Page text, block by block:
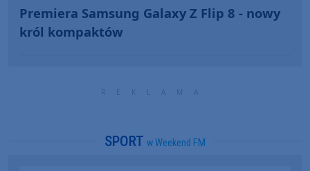
Premiera Samsung Galaxy Z Flip 8 - nowy
król kompaktów
SPORT w Weekend FM